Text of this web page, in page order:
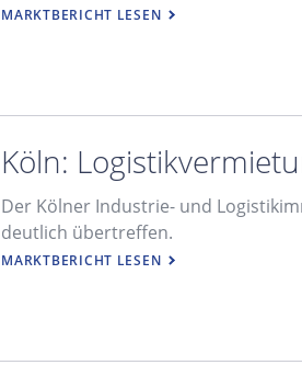
MARKTBERICHT LESEN
Köln:
Der Kölner Industrie- und
deutlich übertreffen.
MARKTBERICHT LESEN